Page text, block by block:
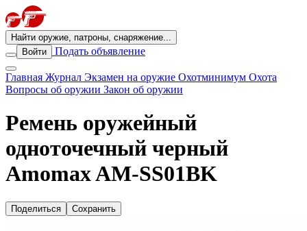
Найти оружие, патроны, снаряжение...
Войти
Подать объявление
Главная Журнал Экзамен на оружие Охотминимум Охота
Вопросы об оружии Закон об оружии
Ремень оружейный
одноточечный черный
Amomax AM-SS01BK
Поделиться Сохранить